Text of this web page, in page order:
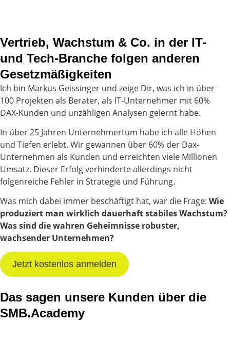
Vertrieb, Wachstum & Co. in der IT-
und Tech-Branche folgen anderen
Gesetzmäßigkeiten
Ich bin Markus Geissinger und zeige Dir, was ich in über
100 Projekten als Berater, als IT-Unternehmer mit 60%
DAX-Kunden und unzähligen Analysen gelernt habe.
In über 25 Jahren Unternehmertum habe ich alle Höhen
und Tiefen erlebt. Wir gewannen über 60% der Dax-
Unternehmen als Kunden und erreichten viele Millionen
Umsatz. Dieser Erfolg verhinderte allerdings nicht
folgenreiche Fehler in Strategie und Führung.
Was mich dabei immer beschäftigt hat, war die Frage: Wie
produziert man wirklich dauerhaft stabiles Wachstum?
Was sind die wahren Geheimnisse robuster,
wachsender Unternehmen?
Jetzt kostenlos anmelden
Das sagen unsere Kunden über die
SMB.Academy